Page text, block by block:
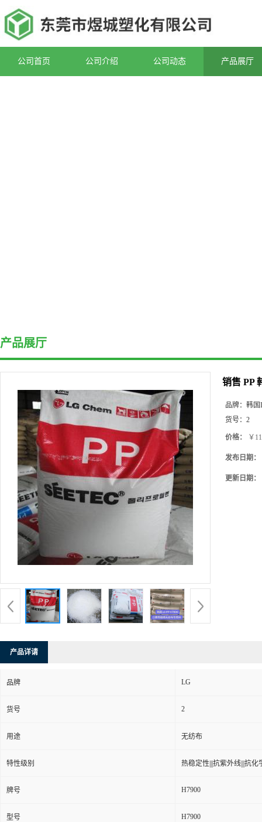
公司首页 公司介绍 公司动态 产品展厅
产品展厅
销售 PP
品牌： 韩国
货号： 2
价格： ￥
发布日期：
更新日期：
产品详请
品牌 LG
货号 2
用途 无纺布
特性级别 热稳定性|||抗紫外线|||抗化
牌号 H7900
型号 H7900